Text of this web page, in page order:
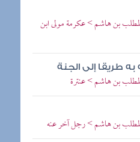
بن هاشم > عكرمة مولى ابن
طريقا إلى الجنة
بن هاشم > عنترة
المطلب بن هاشم > رجل آخر عنه